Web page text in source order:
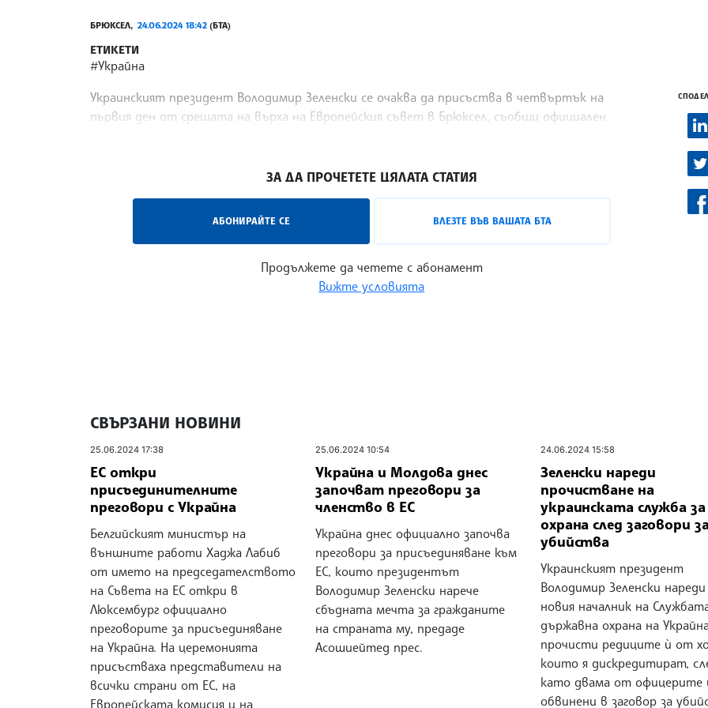
БРЮКСЕЛ, 24.06.2024 18:42 (БТА)
ЕТИКЕТИ
#Украйна
Украинският президент Володимир Зеленски се очаква да присъства в четвъртък на
първия ден от срещата на върха на Европейския съвет в Брюксел, съобщи официален
ЗА ДА ПРОЧЕТЕТЕ ЦЯЛАТА СТАТИЯ
АБОНИРАЙТЕ СЕ ВЛЕЗТЕ ВЪВ ВАШАТА БТА
Продължете да четете с абонамент
Вижте условията
СВЪРЗАНИ НОВИНИ
25.06.2024 17:38
ЕС откри
присъединителните
преговори с Украйна
Белгийският министър на
външните работи Хаджа Лабиб
от името на председателството
на Съвета на ЕС откри в
Люксембург официално
преговорите за присъединяване
на Украйна. На церемонията
присъстваха представители на
всички страни от ЕС, на
Европейската комисия и на
25.06.2024 10:54
Украйна и Молдова днес
започват преговори за
членство в ЕС
Украйна днес официално започва
преговори за присъединяване към
ЕС, които президентът
Володимир Зеленски нарече
сбъдната мечта за гражданите
на страната му, предаде
Асошиейтед прес.
24.06.2024 15:58
Зеленски нареди
прочистване на
украинската служба за
охрана след заговори
убийства
Украинският президент
Володимир Зеленски
новия началник на
държавна охрана на
прочисти редиците ѝ от
които я дискредитират,
като двама от офицерите
обвинени в заговор за